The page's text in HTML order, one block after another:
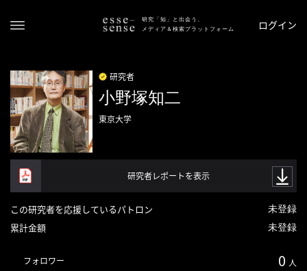
研究「知」と出会う、
メディア＆検索プラットフォーム
ログイン
プ
研究者
小野塚知二
東京大学
研究者レポートを表示
この研究者を応援しているパトロン 未登録
累計金額 未登録
フォロワー 0 人